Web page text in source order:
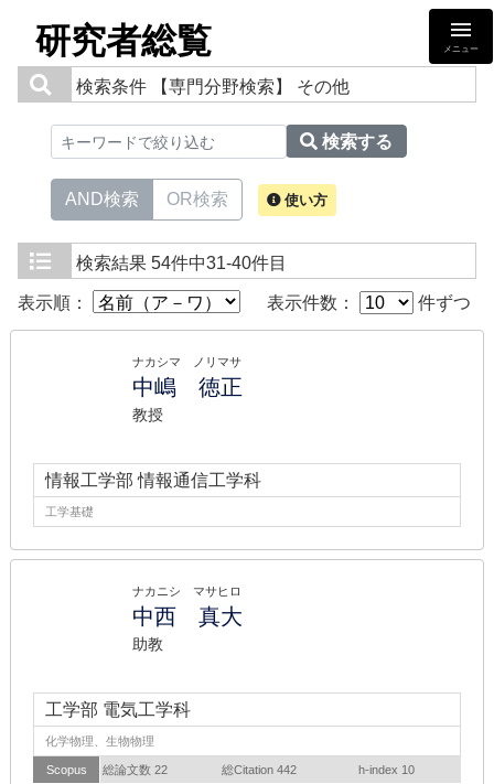
研究者総覧 メニュー
検索条件 【専門分野検索】 その他
検索する
AND検索 OR検索 使い方
検索結果 54件中31-40件目
表示順： 表示件数： 件ずつ
ナカシマ ノリマサ
中嶋 徳正
教授
情報工学部 情報通信工学科
工学基礎
ナカニシ マサヒロ
中西 真大
助教
工学部 電気工学科
化学物理、生物物理
Scopus 総論文数 22 総Citation 442 h-index 10